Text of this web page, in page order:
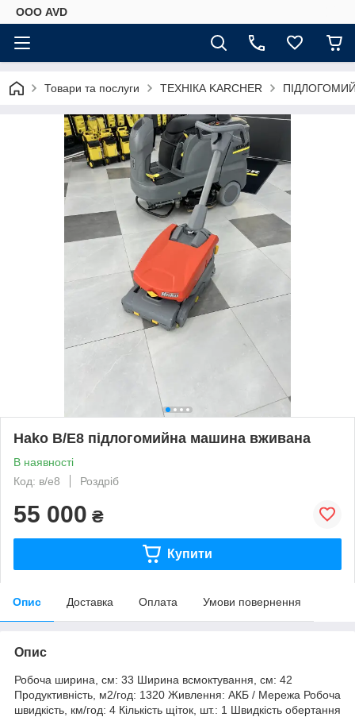
ООО AVD
Товари та послуги ТЕХНІКА KARCHER
Hako B/E8 підлогомийна машина вживана
В наявності
Код: в/е8
Роздріб
55 000 ₴
Купити
Опис Доставка Оплата Умови повернення
Опис
Робоча ширина, см: 33 Ширина всмоктування, см: 42
Продуктивність, м2/год: 1320 Живлення: АКБ / Мережа Робоча
швидкість, км/год: 4 Кількість щіток, шт.: 1 Швидкість обертання